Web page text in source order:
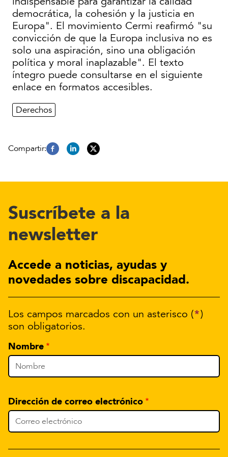
democrática, la cohesión y la justicia en
Europa". El movimiento Cermi reafirmó "su
convicción de que la Europa inclusiva no es
solo una aspiración, sino una obligación
política y moral inaplazable". El texto
íntegro puede consultarse en el siguiente
enlace en formatos accesibles.
Derechos
Suscríbete a la
newsletter
Accede a noticias, ayudas y
novedades sobre discapacidad.
Los campos marcados con un asterisco (*)
son obligatorios.
Nombre
Dirección de correo electrónico